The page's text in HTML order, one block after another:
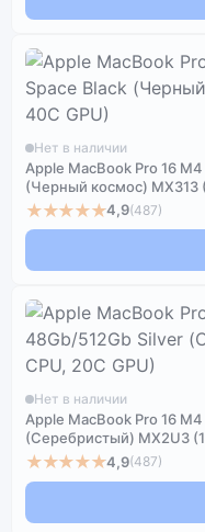
Нет в наличии
Apple MacBook Pro 16
(Черный космос) MX313
★★★★★4,9(487)
Нет в наличии
Apple MacBook Pro 16
(Серебристый) MX2U3
★★★★★4,9(487)